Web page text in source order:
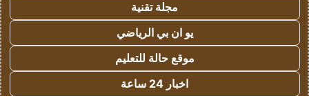
مجلة تقنية
يو ان بي الرياضي
موقع حالة للتعليم
اخبار 24 ساعة